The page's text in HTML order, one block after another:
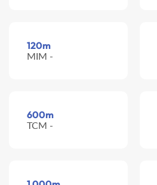
120m
MIM -
600m
TCM -